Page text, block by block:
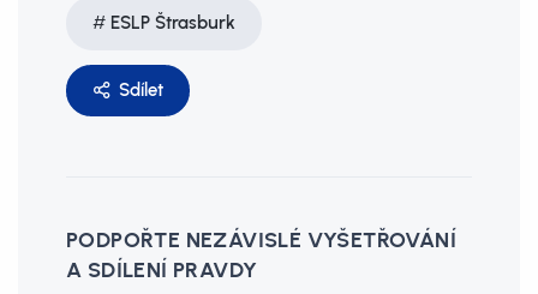
ESLP Štrasburk
Sdílet
PODPOŘTE NEZÁVISLÉ VYŠETŘOVÁNÍ
A SDÍLENÍ PRAVDY